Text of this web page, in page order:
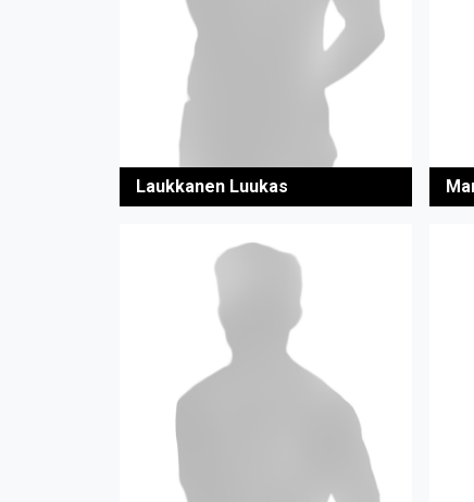
Laukkanen Luukas